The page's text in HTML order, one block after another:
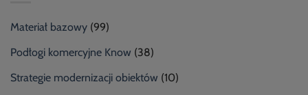
Materiał bazowy (99)
Podłogi komercyjne Know (38)
Strategie modernizacji obiektów (10)